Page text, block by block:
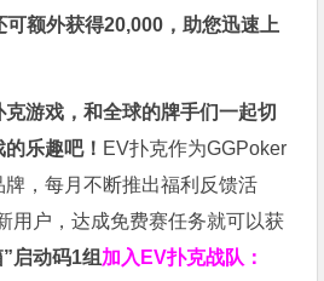
额外获得20,000，助您迅速上
游戏，和全球的牌手们一起切
乐趣吧！ EV扑克作为GGPoker
，每月不断推出福利反馈活
用户，达成免费赛任务就可以获
启动码1组 加入EV扑克战队：